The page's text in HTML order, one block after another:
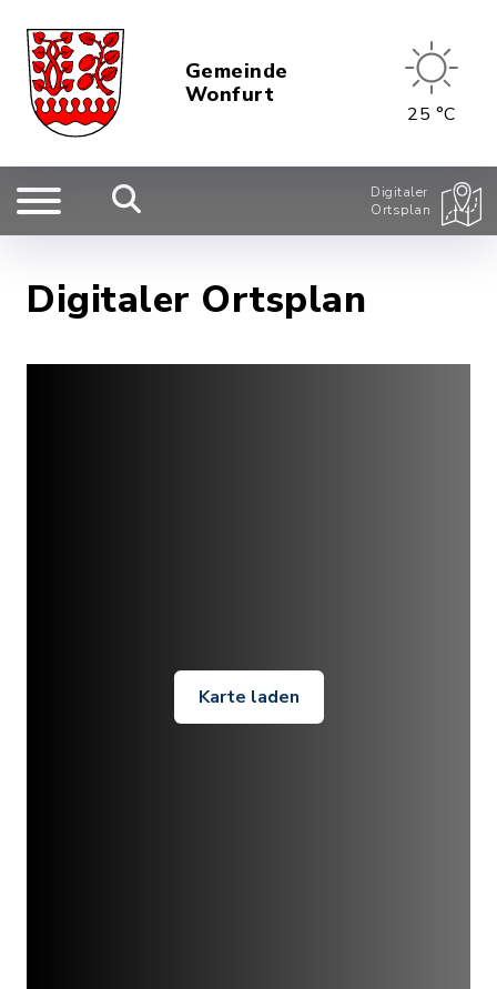
Gemeinde
Wonfurt
25 °C
Digitaler
Ortsplan
Digitaler Ortsplan
Karte laden